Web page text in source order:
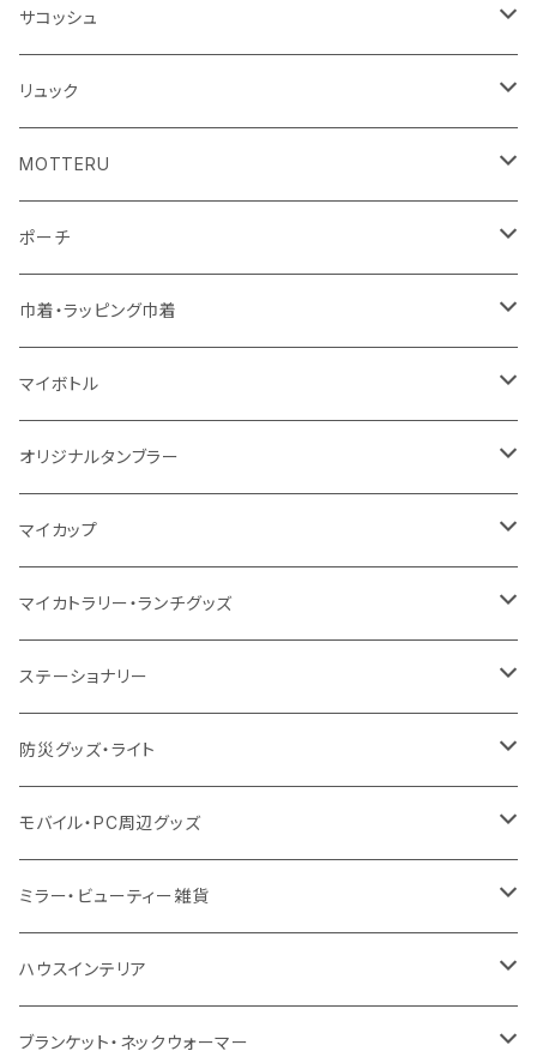
キャンパス
不織布
コットン
ポリエステル
不織布
シーチング
10oz
フェアトレードコットン
コットンリネン
ジュートコットン
再生ファブリック
コットン
5oz
シーチング
キャンパス
8oz
10oz
デニム・デニムライク
ポリエステル
再生不織布
不織布
保冷
スウェット
オーガニックコットン
コットンリネン
再生ファブリック
5oz
10oz
コットン
シーチング
キャンパス
10oz
12oz
デニム
ポリエステル
不織布
保冷
サコッシュ
オーガニックコットン
フェアトレードコットン
ジュートコットン
再生ファブリック
5oz
コットン
5oz
キャンパス
ポリエステル
不織布
リュック
コットン
5oz
デニム
ポリエステル
不織布
スウェット
MOTTERU
お買い物バッグ
ボトル
タンブラー
ランチグッズ
ハンカチ
傘
ポーチ
オーガニックコットン
フェアトレードコットン
再生ファブリック
キャンパス
デニム・デニムライク
ポリエステル
不織布
保冷
EVA
防水
ナイロン
巾着・ラッピング巾着
コットン
オーガニックコットン
再生ファブリック
フェアトレードコットン
デニム・デニムライク
ポリエステル
リネン
マイボトル
ステンレスサーモ
ステンレス
アルミ
クリアボトル
カスタムデザインボトル
オリジナルタンブラー
サーモタンブラー
ステンレス2層タンブラー
プラスチック2層タンブラー
アルミタンブラー
バンブータンブラー
コーヒー配合タンブラー
カスタムデザインタンブラー
マイカップ
サーモ
ステンレス
バンブー
コーヒー配合
プラスチック
陶器
磁器マグ・湯呑
マイカトラリー・ランチグッズ
カトラリー
フードポット
コースター
ドリンク用品
保存容器
キッチンツール
ステーショナリー
単色ボールペン
多機能ペン
ペンケース
メモ
ノート
防災グッズ・ライト
防災セット
ラジオ・スピーカー
ハンディライト
デスクライト
モバイル・PC周辺グッズ
チャージャー
充電器
モバイルスタンド
ミラー・ビューティー雑貨
折りたたみ式ミラー
スライド式ミラー
ハウスインテリア
ピクチャーボード、ポスター
ブランケット・ネックウォーマー